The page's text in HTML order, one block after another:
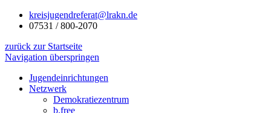
kreisjugendreferat@lrakn.de
07531 / 800-2070
zurück zur Startseite
Navigation überspringen
Jugendeinrichtungen
Netzwerk
Demokratiezentrum
b.free